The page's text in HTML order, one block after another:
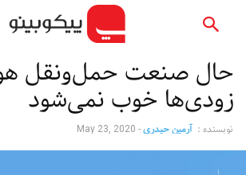
حال صنعت حمل‌ونقل
زودی‌ها خوب نمی‌شود
نویسنده : آرمین حیدری-
May 23, 2020